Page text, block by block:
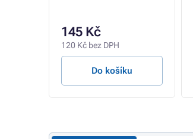
145 Kč
120 Kč bez DPH
Do košíku